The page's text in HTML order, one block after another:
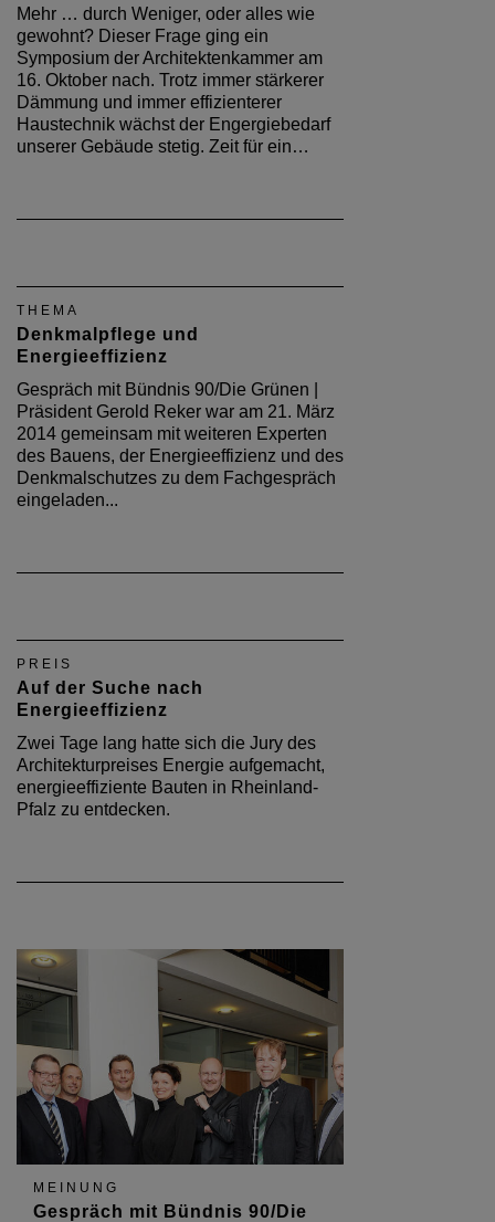
Mehr … durch Weniger, oder alles wie
gewohnt? Dieser Frage ging ein
Symposium der Architektenkammer am
16. Oktober nach. Trotz immer stärkerer
Dämmung und immer effizienterer
Haustechnik wächst der Engergiebedarf
unserer Gebäude stetig. Zeit für ein…
THEMA
Denkmalpflege und
Energieeffizienz
Gespräch mit Bündnis 90/Die Grünen |
Präsident Gerold Reker war am 21. März
2014 gemeinsam mit weiteren Experten
des Bauens, der Energieeffizienz und des
Denkmalschutzes zu dem Fachgespräch
eingeladen...
PREIS
Auf der Suche nach
Energieeffizienz
Zwei Tage lang hatte sich die Jury des
Architekturpreises Energie aufgemacht,
energieeffiziente Bauten in Rheinland-
Pfalz zu entdecken.
MEINUNG
Gespräch mit Bündnis 90/Die